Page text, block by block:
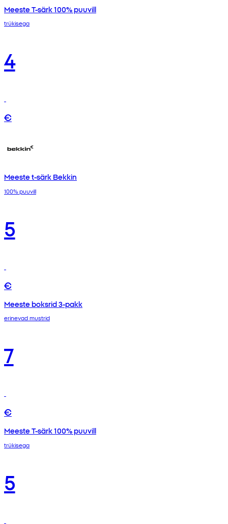
Meeste T-särk 100% puuvill
trükisega
4
€
Meeste t-särk Bekkin
100% puuvill
5
€
Meeste boksrid 3-pakk
erinevad mustrid
7
€
Meeste T-särk 100% puuvill
trükisega
5